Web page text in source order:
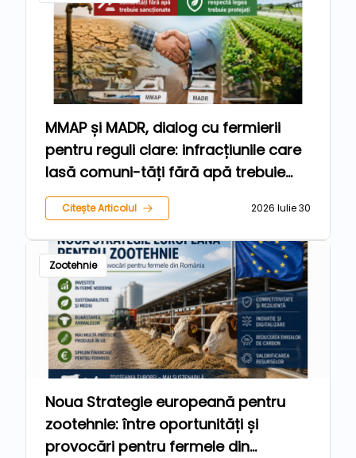
MMAP și MADR, dialog cu fermierii
pentru reguli clare: infracțiunile care
lasă comuni-tăți fără apă trebuie
sancționate, iar agricultorii care
respectă legea trebuie protejați
Citește Articolul 2026 Iulie 30
Zootehnie
Noua Strategie europeană pentru
zootehnie: între oportunități și
provocări pentru fermele din